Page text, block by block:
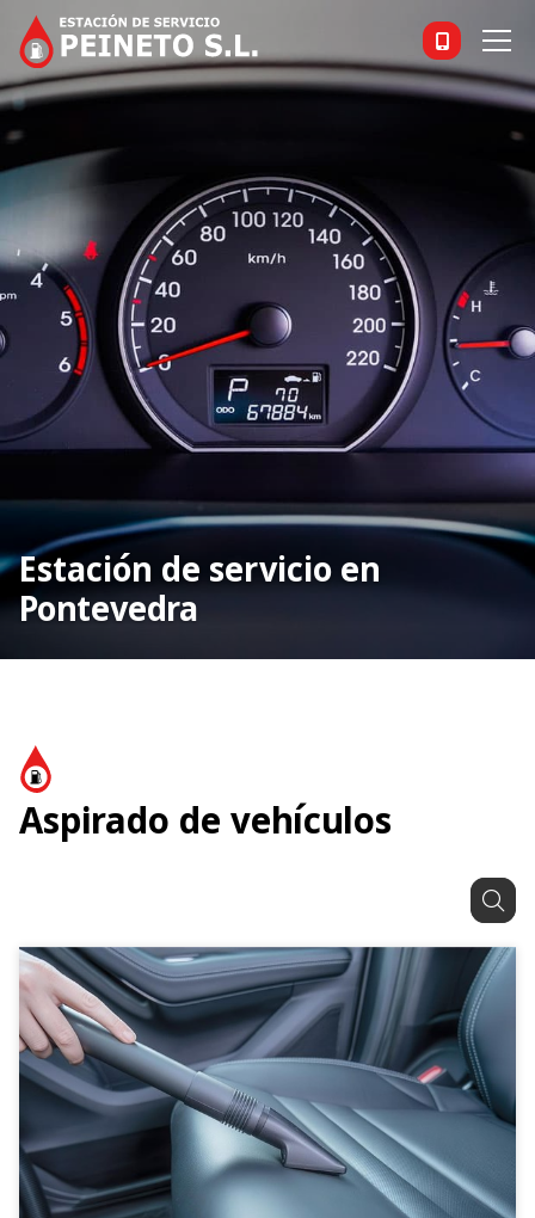
Estación de servicio en
Pontevedra
Aspirado de vehículos